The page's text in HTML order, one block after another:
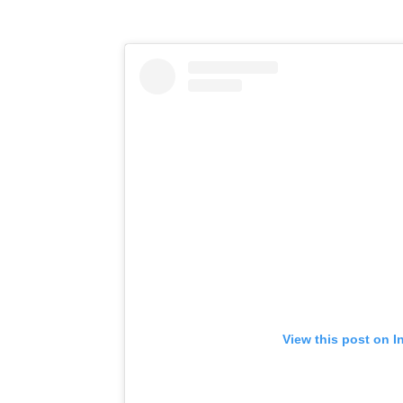
View this post on